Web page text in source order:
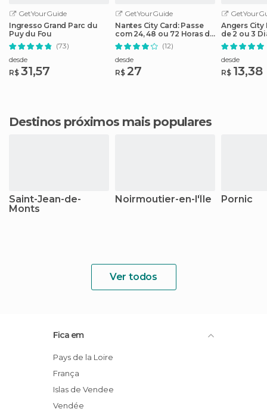
GetYourGuide
Ingresso Grand Parc du
Puy du Fou
(73)
desde
R$ 31,57
GetYourGuide
Nantes City Card: Passe
com 24, 48 ou 72 Horas de
Acesso
(12)
desde
R$ 27
Angers City
de 2 ou 3
Atrações
desde
R$ 13,38
Destinos próximos mais populares
Saint-Jean-de-
Monts
Noirmoutier-en-l'Île Pornic
Ver todos
Fica em
Pays de la Loire
França
Islas de Vendee
Vendée